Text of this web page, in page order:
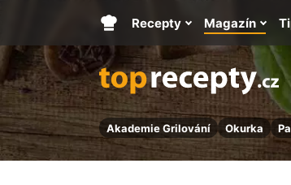
Akademie Grilování Okurka
Hlavní
stránka
Recepty Magazín